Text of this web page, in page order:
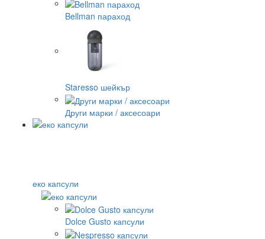
Bellman параход
Staresso шейкър
Други марки / аксесоари
еко капсули
Dolce Gusto капсули